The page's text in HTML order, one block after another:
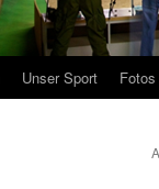
Unser Sport Fotos